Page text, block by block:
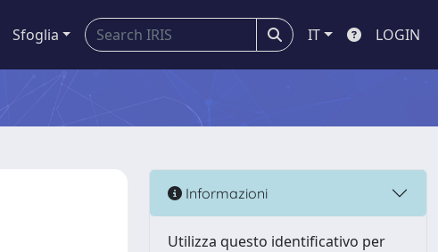
Sfoglia IT LOGIN
Informazioni
Utilizza questo identificativo per